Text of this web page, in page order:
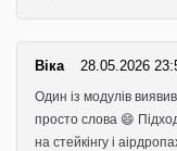
Віка 28.05.2026
Один із модулів
просто слова 😄
на стейкінгу і